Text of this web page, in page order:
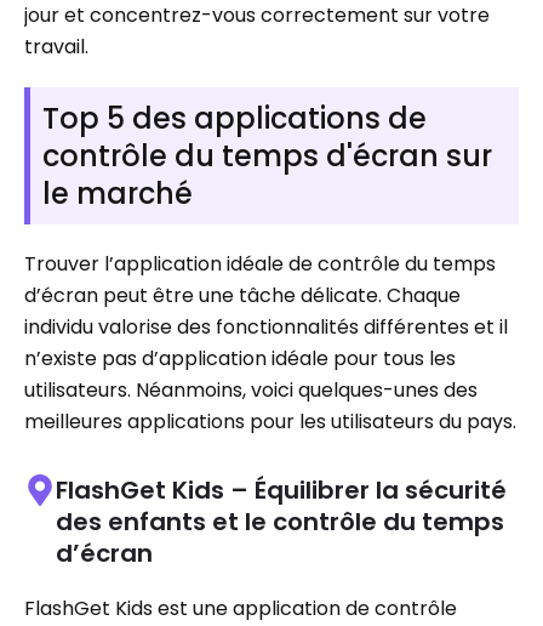
jour et concentrez-vous correctement sur votre
travail.
Top 5 des applications de
contrôle du temps d'écran sur
le marché
Trouver l’application idéale de contrôle du temps
d’écran peut être une tâche délicate. Chaque
individu valorise des fonctionnalités différentes et il
n’existe pas d’application idéale pour tous les
utilisateurs. Néanmoins, voici quelques-unes des
meilleures applications pour les utilisateurs du pays.
FlashGet Kids – Équilibrer la sécurité
des enfants et le contrôle du temps
d’écran
FlashGet Kids est une application de contrôle